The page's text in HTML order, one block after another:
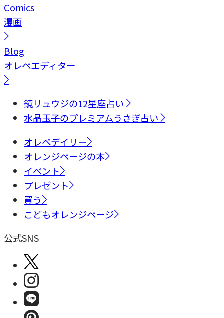
Comics
漫画
Blog
オレペエディター
鏡リュウジの12星座占い
水晶玉子のプレミアムうさぎ占い
オレペデイリー
オレンジページの本
イベント
プレゼント
買う
こどもオレンジページ
公式SNS